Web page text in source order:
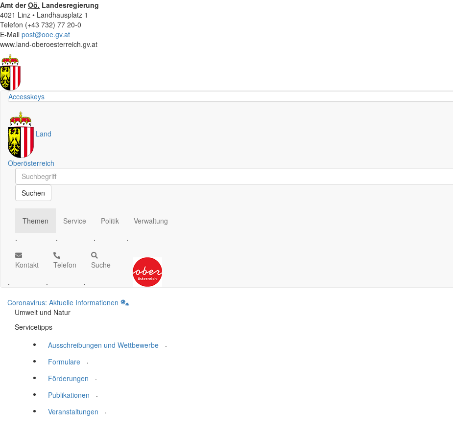
Amt derOö. Landesregierung
4021 Linz • Landhausplatz 1
Telefon (+43 732) 77 20-0
E-Mail post@ooe.gv.at
www.land-oberoesterreich.gv.at
Accesskeys
Land
Oberösterreich
Schnellsuche
Schnellsuche
Suchen
Themen
.
Service
.
Politik
.
Verwaltung
.
Kontakt
.
Telefon
.
Suche
.
Coronavirus: Aktuelle Informationen
Umwelt und Natur
Servicetipps
Ausschreibungen und Wettbewerbe
.
Formulare
.
Förderungen
.
Publikationen
.
Veranstaltungen
.